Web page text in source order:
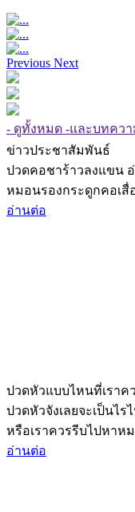
Previous Next
- ดูทั้งหมด -และบทควา
ข่าวประชาสัมพันธ์
ปวดคอชาร้าวลงแขน
หมอนรองกระดูกคอเสื่อม
อ่านต่อ
ปวดหัวแบบไหนที่เราค
ปวดหัวจังเลยจะเป็นไ
หรือเราควรรีบไปหาห
อ่านต่อ